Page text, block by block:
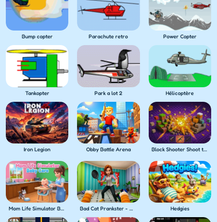
Bump copter Parachute retro Power Copter
Tankopter Park a lot 2 Hélicoptère
Iron Legion Obby Battle Arena Block Shooter Shoot the Blocks!
Mom Life Simulator Baby Care Bad Cat Prankster - Mom's Return Hedgies